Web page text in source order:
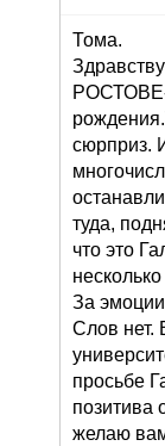
Тома.
РОСТОВЕ-
сюрприз.
туда,
что это
За эмоции
Слов нет.
просьбе
позитива
желаю